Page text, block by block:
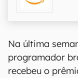
Na última
programador
recebeu o